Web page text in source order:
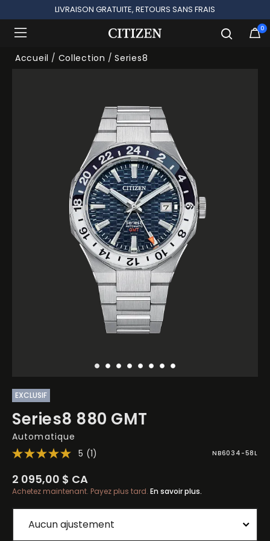
LIVRAISON GRATUITE, RETOURS SANS FRAIS
0
Accueil Collection Series8
EXCLUSIF
Series8 880 GMT
Automatique
5 (1) NB6034-58L
2 095,00 $ CA
Achetez maintenant. Payez plus tard. En savoir plus.